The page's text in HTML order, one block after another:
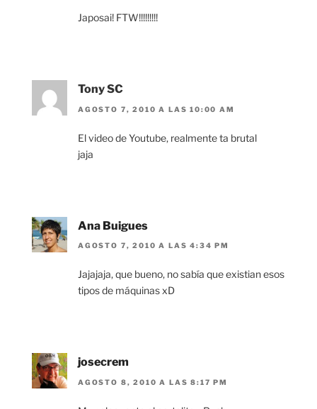
Japosai! FTW!!!!!!!!!
Tony SC
AGOSTO 7, 2010 A LAS 10:00 AM
El video de Youtube, realmente ta brutal
jaja
Ana Buigues
AGOSTO 7, 2010 A LAS 4:34 PM
Jajajaja, que bueno, no sabía que existian esos
tipos de máquinas xD
josecrem
AGOSTO 8, 2010 A LAS 8:17 PM